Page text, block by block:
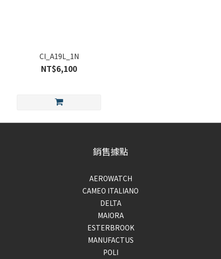
CI_A19L_1N
NT$6,100
銷售據點
AEROWATCH
CAMEO ITALIANO
DELTA
MAIORA
ESTERBROOK
MANUFACTUS
POLI